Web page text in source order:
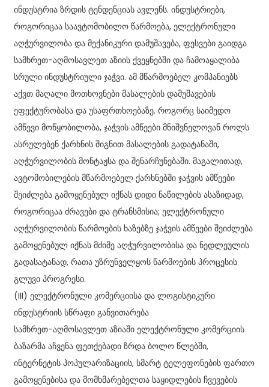
ინდუსტრია ზრდის ტენდენციას ავლენს. ინდუსტრიები,
როგორიცაა საავტომობილო წარმოება, ელექტრონული
აღჭურვილობა და მექანიკური დამუშავება, ფესვები გაიდგა
სამხრეთ-აღმოსავლეთ აზიის ქვეყნებში და ჩამოაყალიბა
სრული ინდუსტრიული ჯაჭვი. ამ მწარმოებელ კომპანიებს
აქვთ მაღალი მოთხოვნები მასალების დამუშავების
ეფექტურობასა და უსაფრთხოებაზე. როგორც საიმედო
ამწევი მოწყობილობა, ჯაჭვის ამწეები მნიშვნელოვან როლს
ასრულებენ ქარხნის შიგნით მასალების გადატანაში,
აღჭურვილობის მონტაჟსა და შენარჩუნებაში. მაგალითად,
ავტომობილების მწარმოებელ ქარხნებში ჯაჭვის ამწეები
შეიძლება გამოყენებულ იქნას დიდი ნაწილების ასაზიდად,
როგორიცაა ძრავები და ტრანსმისია; ელექტრონული
აღჭურვილობის წარმოების ხაზებზე ჯაჭვის ამწეები შეიძლება
გამოყენებულ იქნას მძიმე აღჭურვილობისა და ნედლეულის
გადასატანად, რათა უზრუნველყოს წარმოების პროცესის
გლუვი პროგრესი.
(III) ელექტრონული კომერციისა და ლოგისტიკური
ინდუსტრიის სწრაფი განვითარება
სამხრეთ-აღმოსავლეთ აზიაში ელექტრონული კომერციის
ბაზარმა აჩვენა ფეთქებადი ზრდა ბოლო წლებში,
ინტერნეტის პოპულარიზაციის, სმარტ ტელეფონების ფართო
გამოყენებისა და მომხმარებელთა საყიდლების ჩვევების